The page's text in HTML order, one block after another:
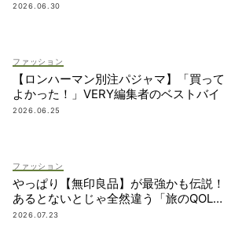
2026.06.30
ファッション
【ロンハーマン別注パジャマ】「買って
よかった！」VERY編集者のベストバイ
2026.06.25
ファッション
やっぱり【無印良品】が最強かも伝説！
あるとないとじゃ全然違う「旅のQOL爆
上げアイテム」
2026.07.23